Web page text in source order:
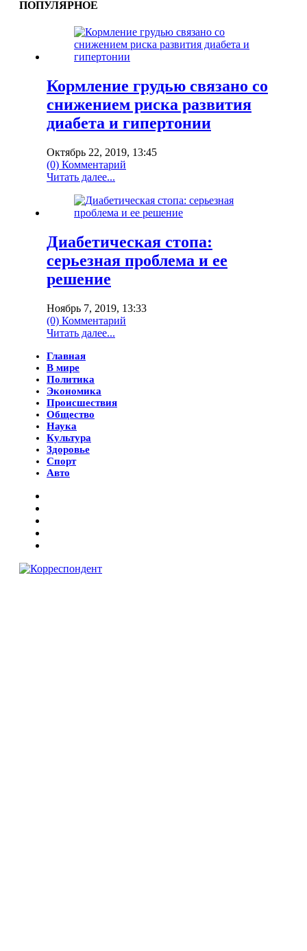
ПОПУЛЯРНОЕ
Кормление грудью связано со
снижением риска развития
диабета и гипертонии
Октябрь 22, 2019, 13:45
(0) Комментарий
Читать далее...
Диабетическая стопа:
серьезная проблема и ее
решение
Ноябрь 7, 2019, 13:33
(0) Комментарий
Читать далее...
Главная
В мире
Политика
Экономика
Происшествия
Общество
Наука
Культура
Здоровье
Спорт
Авто